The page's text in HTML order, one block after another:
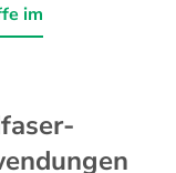
im